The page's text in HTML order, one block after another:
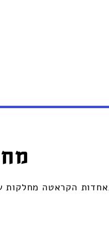
הקראטה מחלקות